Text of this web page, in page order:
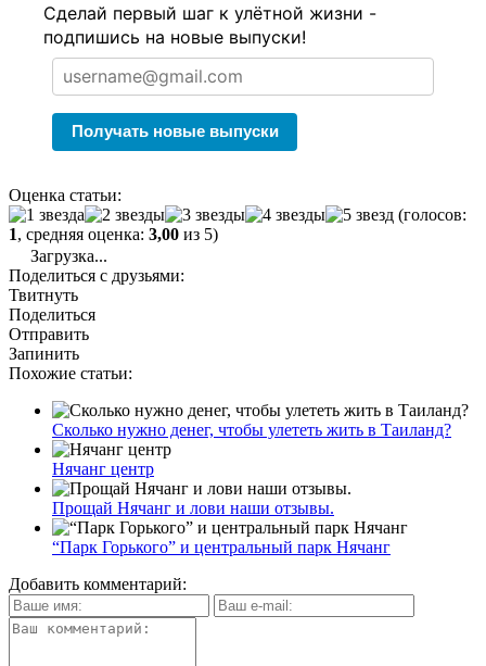
Сделай первый шаг к улётной жизни -
подпишись на новые выпуски!
Получать новые выпуски
Оценка статьи:
(голосов:
1, средняя оценка: 3,00 из 5)
Загрузка...
Поделиться с друзьями:
Твитнуть
Поделиться
Отправить
Запинить
Похожие статьи:
Сколько нужно денег, чтобы улететь жить в Таиланд?
Нячанг центр
Прощай Нячанг и лови наши отзывы.
“Парк Горького” и центральный парк Нячанг
Добавить комментарий: